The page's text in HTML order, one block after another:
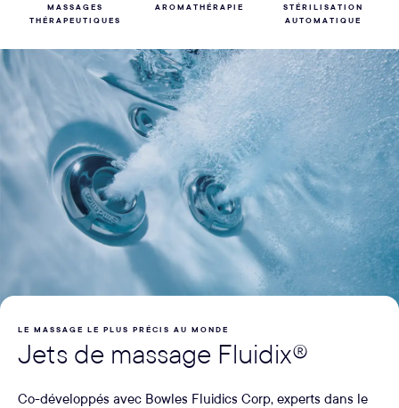
MASSAGES
THÉRAPEUTIQUES
AROMATHÉRAPIE
STÉRILISATION
AUTOMATIQUE
LE MASSAGE LE PLUS PRÉCIS AU MONDE
Jets de massage Fluidix®
Co-développés avec Bowles Fluidics Corp, experts dans le